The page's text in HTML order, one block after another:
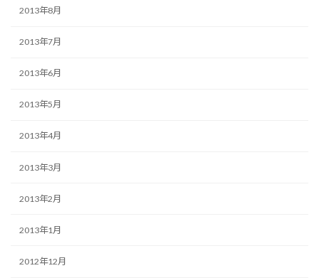
2013年8月
2013年7月
2013年6月
2013年5月
2013年4月
2013年3月
2013年2月
2013年1月
2012年12月